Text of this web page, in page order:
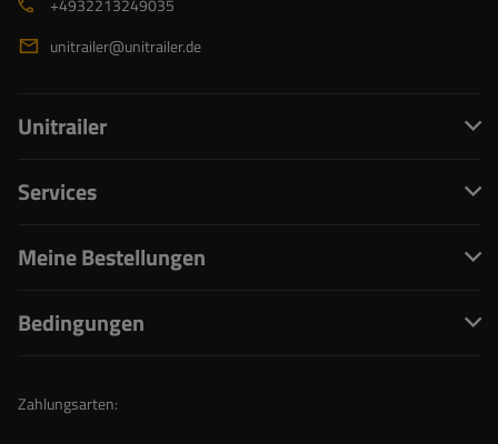
+4932213249035
unitrailer@unitrailer.de
Unitrailer
Services
Meine Bestellungen
Bedingungen
Zahlungsarten: